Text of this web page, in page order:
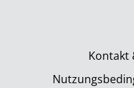
Kontakt